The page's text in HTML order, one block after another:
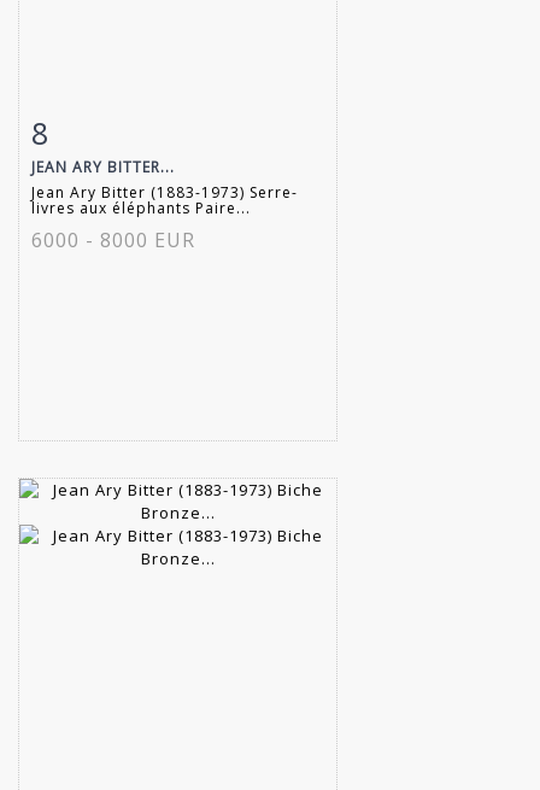
Fiche détaillée
8
JEAN ARY BITTER...
Jean Ary Bitter (1883-1973) Serre-
livres aux éléphants Paire...
6000 - 8000 EUR